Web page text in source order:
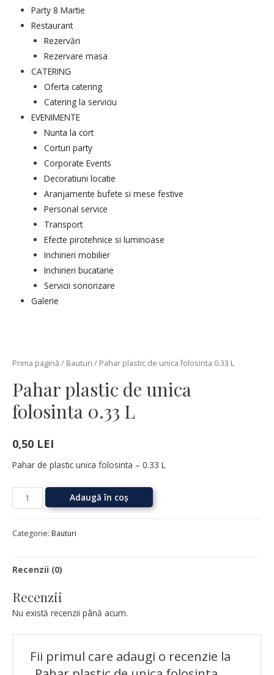
Party 8 Martie
Restaurant
Rezervări
Rezervare masa
CATERING
Oferta catering
Catering la serviciu
EVENIMENTE
Nunta la cort
Corturi party
Corporate Events
Decoratiuni locatie
Aranjamente bufete si mese festive
Personal service
Transport
Efecte pirotehnice si luminoase
Inchirieri mobilier
Inchirieri bucatarie
Servicii sonorizare
Galerie
Prima pagină / Bauturi / Pahar plastic de unica folosinta 0.33 L
Pahar plastic de unica
folosinta 0.33 L
0,50 LEI
Pahar de plastic unica folosinta – 0.33 L
Adaugă în coș
Categorie: Bauturi
Recenzii (0)
Recenzii
Nu există recenzii până acum.
Fii primul care adaugi o recenzie la